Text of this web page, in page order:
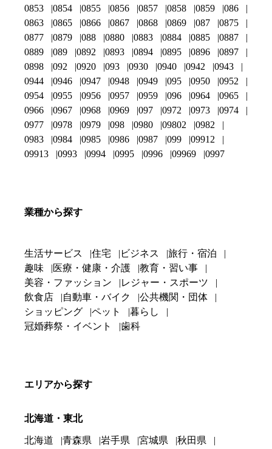
0853
0854 0855 0856 0857 0858 0859
086
0863
0865 0866 0867 0868 0869 087
0875
0877
0879 088 0880 0883 0884 0885
0887
0889
089 0892 0893 0894 0895 0896
0897
0898
092 0920 093 0930 0940 0942
0943
0944
0946 0947 0948 0949 095 0950
0952
0954
0955 0956 0957 0959 096 0964
0965
0966
0967 0968 0969 097 0972 0973
0974
0977
0978 0979 098 0980 09802
0982
0983
0984 0985 0986 0987 099
09912
09913
0993 0994 0995 0996 09969 0997
業種から探す
生活サービス 住宅 ビジネス
旅行・宿泊
趣味
医療・健康・介護
教育・習い事
美容・ファッション
レジャー・スポーツ
飲食店
自動車・バイク
公共機関・団体
ショッピング
ペット
暮らし
冠婚葬祭・イベント
歯科
エリアから探す
北海道・東北
北海道 青森県 岩手県 宮城県
秋田県